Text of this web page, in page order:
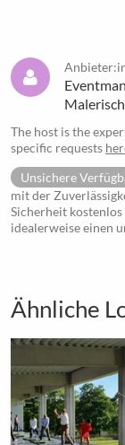
The host is the
specific requests
Unsichere
mit der
Sicherheit kostenlos
idealerweise einen
Ähnliche